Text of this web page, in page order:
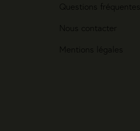
Questions fréquentes
Nous contacter
Mentions légales